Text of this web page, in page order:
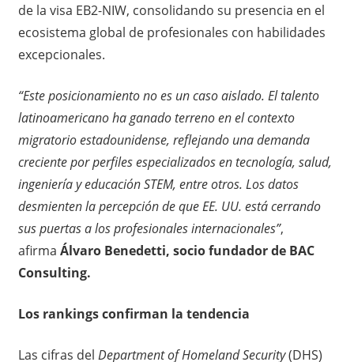
de la visa EB2-NIW, consolidando su presencia en el
ecosistema global de profesionales con habilidades
excepcionales.
“Este posicionamiento no es un caso aislado. El talento
latinoamericano ha ganado terreno en el contexto
migratorio estadounidense, reflejando una demanda
creciente por perfiles especializados en tecnología, salud,
ingeniería y educación STEM, entre otros. Los datos
desmienten la percepción de que EE. UU. está cerrando
sus puertas a los profesionales internacionales”,
afirma Álvaro Benedetti, socio fundador de BAC
Consulting.
Los rankings confirman la tendencia
Las cifras del Department of Homeland Security(DHS)